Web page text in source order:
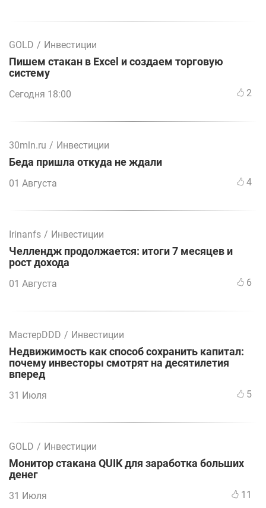
GOLD / Инвестиции
Пишем стакан в Excel и создаем торговую
систему
Сегодня 18:00 2
30mln.ru / Инвестиции
Беда пришла откуда не ждали
01 Августа 4
Irinanfs / Инвестиции
Челлендж продолжается: итоги 7 месяцев и
рост дохода
01 Августа 6
МастерDDD / Инвестиции
Недвижимость как способ сохранить капитал:
почему инвесторы смотрят на десятилетия
вперед
31 Июля 5
GOLD / Инвестиции
Монитор стакана QUIK для заработка больших
денег
31 Июля 11